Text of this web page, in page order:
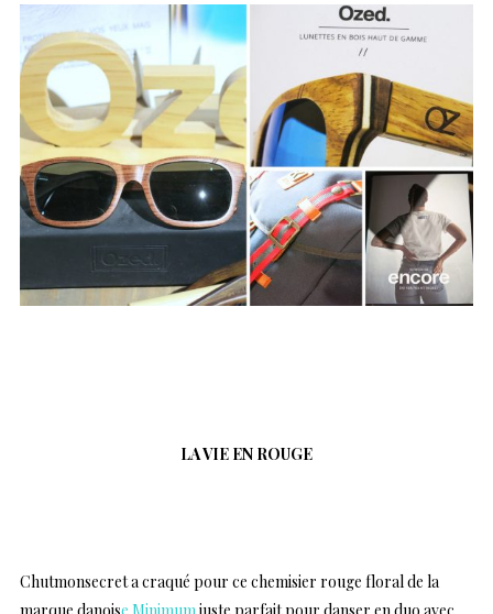
LA VIE EN ROUGE
Chutmonsecret a craqué pour ce chemisier rouge floral de la